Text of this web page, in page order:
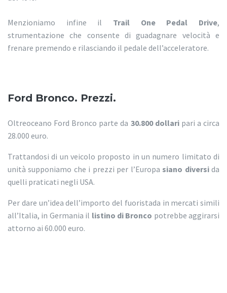
Menzioniamo infine il Trail One Pedal Drive,
strumentazione che consente di guadagnare velocità e
frenare premendo e rilasciando il pedale dell’acceleratore.
Ford Bronco. Prezzi.
Oltreoceano Ford Bronco parte da 30.800 dollaripari a circa
28.000 euro.
Trattandosi di un veicolo proposto in un numero limitato di
unità supponiamo che i prezzi per l’Europa siano diversida
quelli praticati negli USA.
Per dare un’idea dell’importo del fuoristada in mercati simili
all’Italia, in Germania il listino di Bronco potrebbe aggirarsi
attorno ai 60.000 euro.